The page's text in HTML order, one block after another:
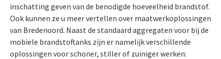
inschatting geven van de benodigde hoeveelheid brandstof.
Ook kunnen ze u meer vertellen over maatwerkoplossingen
van Bredenoord. Naast de standaard aggregaten voor bij de
mobiele brandstoftanks zijn er namelijk verschillende
oplossingen voor schoner, stiller of zuiniger werken: